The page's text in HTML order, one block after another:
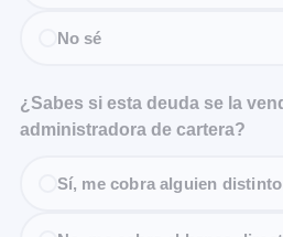
No sé
¿Sabes si esta deuda se la
administradora de cartera?
Sí, me cobra alguien